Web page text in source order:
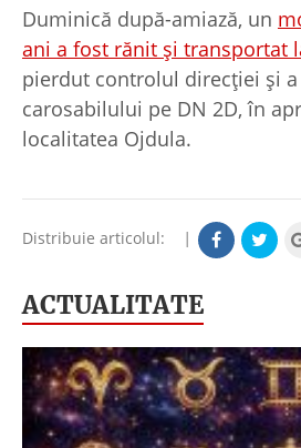
Duminică după-amiază, un
ani a fost rănit și transportat
pierdut controlul direcției și a
carosabilului pe DN 2D, în
localitatea Ojdula.
Distribuie articolul: |
ACTUALITATE